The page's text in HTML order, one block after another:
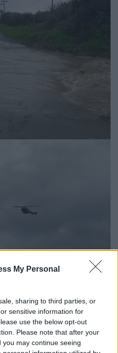
My Personal
sharing to third parties, or
sensitive information for
use the below opt-out
Please note that after your
may continue seeing